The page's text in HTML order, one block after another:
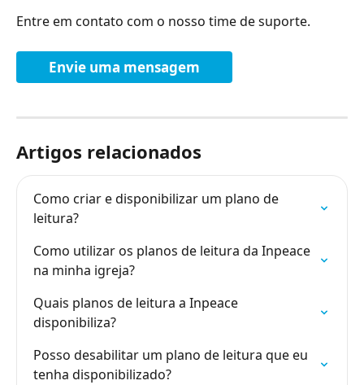
Entre em contato com o nosso time de suporte.
Envie uma mensagem
Artigos relacionados
Como criar e disponibilizar um plano de
leitura?
Como utilizar os planos de leitura da Inpeace
na minha igreja?
Quais planos de leitura a Inpeace
disponibiliza?
Posso desabilitar um plano de leitura que eu
tenha disponibilizado?